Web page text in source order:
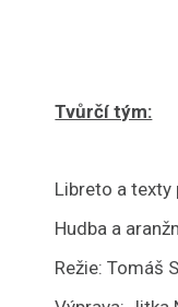
Tvůrčí tým:
Libreto a texty
Hudba a
Režie: Tomáš